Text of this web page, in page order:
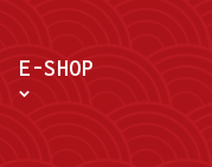
E-SHOP